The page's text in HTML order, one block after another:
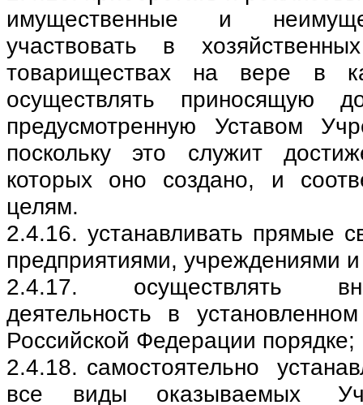
имущественные и
участвовать в
товариществах на вере в
осуществлять приносящую
предусмотренную Уставом
поскольку это служит
которых оно создано, и
целям.
2.4.16. устанавливать прямые
предприятиями, учреждениями
2.4.17. осуществлять
деятельность в
Российской Федерации порядке;
2.4.18. самостоятельно
все виды оказываемых